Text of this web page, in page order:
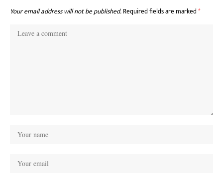
Your email address will not be published.Required fields are marked*